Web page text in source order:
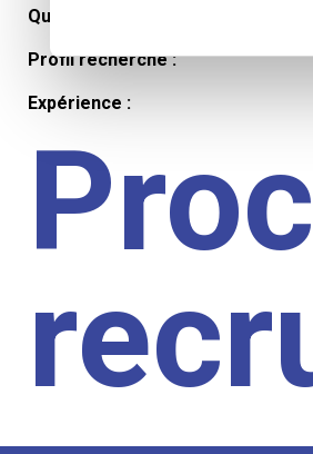
Qualifications et diplômes :
Profil recherché :
Expérience :